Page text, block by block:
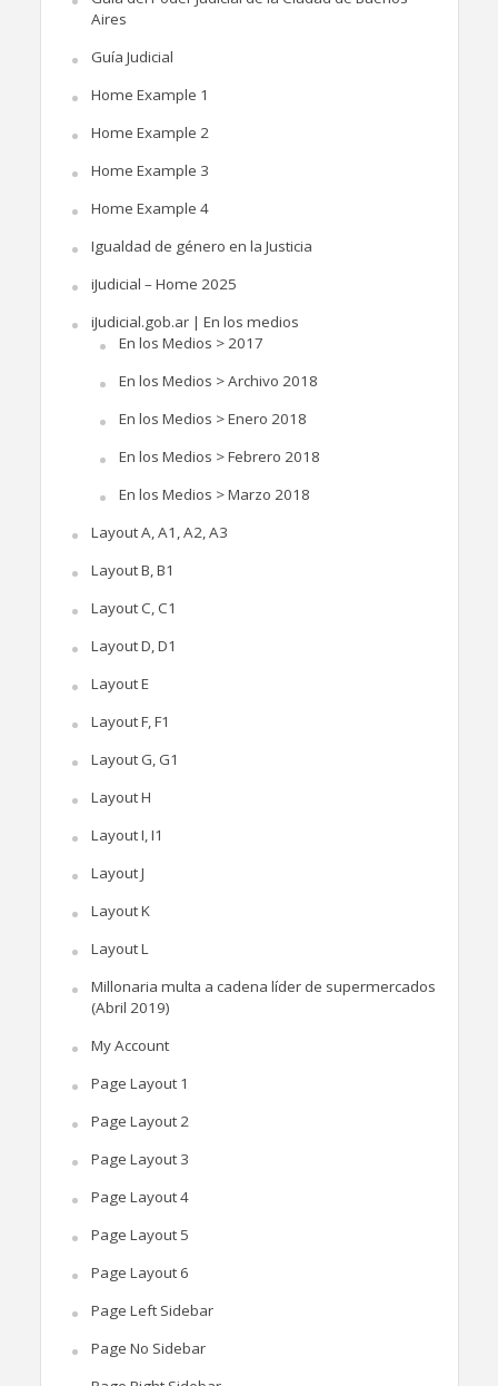
Aires
Guía Judicial
Home Example 1
Home Example 2
Home Example 3
Home Example 4
Igualdad de género en la Justicia
iJudicial – Home 2025
iJudicial.gob.ar | En los medios
En los Medios > 2017
En los Medios > Archivo 2018
En los Medios > Enero 2018
En los Medios > Febrero 2018
En los Medios > Marzo 2018
Layout A, A1, A2, A3
Layout B, B1
Layout C, C1
Layout D, D1
Layout E
Layout F, F1
Layout G, G1
Layout H
Layout I, I1
Layout J
Layout K
Layout L
Millonaria multa a cadena líder de supermercados
(Abril 2019)
My Account
Page Layout 1
Page Layout 2
Page Layout 3
Page Layout 4
Page Layout 5
Page Layout 6
Page Left Sidebar
Page No Sidebar